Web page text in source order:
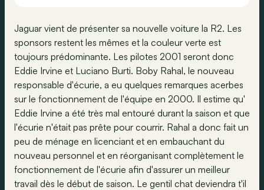
Jaguar vient de présenter sa nouvelle voiture la R2. Les
sponsors restent les mêmes et la couleur verte est
toujours prédominante. Les pilotes 2001 seront donc
Eddie Irvine et Luciano Burti. Boby Rahal, le nouveau
responsable d'écurie, a eu quelques remarques acerbes
sur le fonctionnement de l'équipe en 2000. Il estime qu'
Eddie Irvine a été très mal entouré durant la saison et que
l'écurie n'était pas prête pour courrir. Rahal a donc fait un
peu de ménage en licenciant et en embauchant du
nouveau personnel et en réorganisant complètement le
fonctionnement de l'écurie afin d'assurer un meilleur
travail dès le début de saison. Le gentil chat deviendra t'il